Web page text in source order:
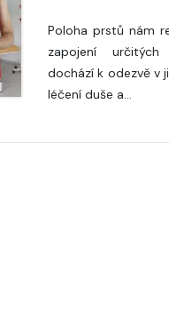
Poloha prstů nám
zapojení
dochází k odezvě v
léčení duše a…